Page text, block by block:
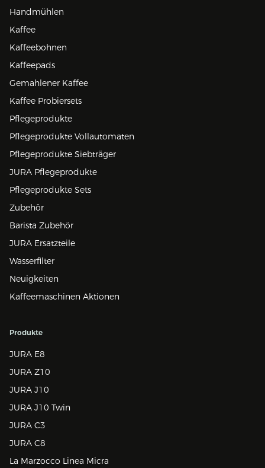
Handmühlen
Kaffee
Kaffeebohnen
Kaffeepads
Gemahlener Kaffee
Kaffee Probiersets
Pflegeprodukte
Pflegeprodukte Vollautomaten
Pflegeprodukte Siebträger
JURA Pflegeprodukte
Pflegeprodukte Sets
Zubehör
Barista Zubehör
JURA Ersatzteile
Wasserfilter
Neuigkeiten
Kaffeemaschinen Aktionen
Produkte
JURA E8
JURA Z10
JURA J10
JURA J10 Twin
JURA C3
JURA C8
La Marzocco Linea Micra